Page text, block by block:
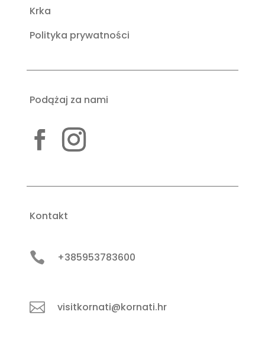
Krka
Polityka prywatności
Podążaj za nami
Kontakt
 +385953783600
 visitkornati@kornati.hr